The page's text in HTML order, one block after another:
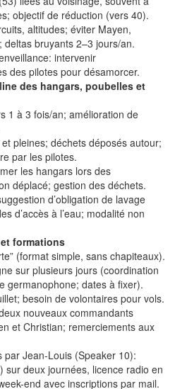
objectif de réduction (vers 40).
altitudes; éviter Mayen,
deltas bruyants 2–3 jours/an.
intervenir
des pilotes pour désamorcer.
des hangars, poubelles et
1 à 3 fois/an; amélioration de
pleines; déchets déposés autour;
par les pilotes.
les hangars lors des
déplacé; gestion des déchets.
d’obligation de lavage
d’accès à l’eau; modalité non
formations
(format simple, sans chapiteaux).
sur plusieurs jours (coordination
germanophone; dates à fixer).
besoin de volontaires pour vols.
nouveaux commandants
et Christian; remerciements aux
Jean-Louis (Speaker 10):
sur deux journées, licence radio en
end avec inscriptions par mail.